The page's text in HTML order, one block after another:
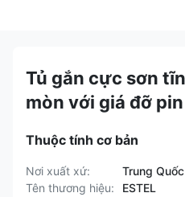
Tủ gắn cực sơn
mòn với giá đỡ
Thuộc tính cơ bản
Nơi xuất xứ:
Trung Quốc
Tên thương hiệu:
ESTEL